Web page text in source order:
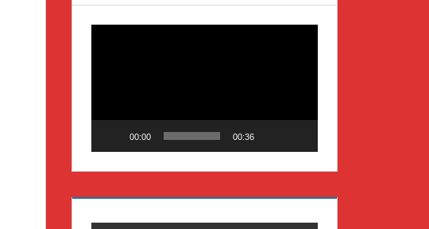
00:00 00:36